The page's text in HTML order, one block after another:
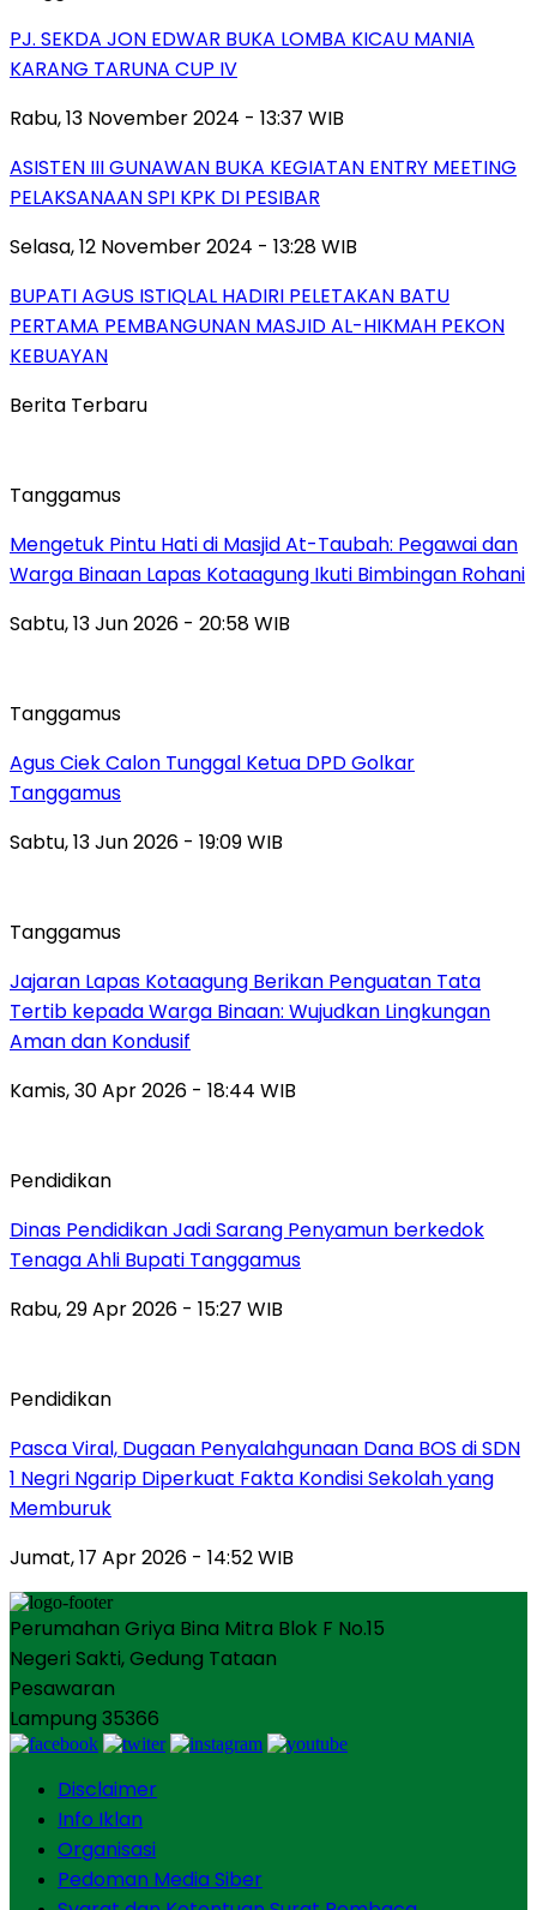
PJ. SEKDA JON EDWAR BUKA LOMBA KICAU MANIA
KARANG TARUNA CUP IV
Rabu, 13 November 2024 - 13:37 WIB
ASISTEN III GUNAWAN BUKA KEGIATAN ENTRY MEETING
PELAKSANAAN SPI KPK DI PESIBAR
Selasa, 12 November 2024 - 13:28 WIB
BUPATI AGUS ISTIQLAL HADIRI PELETAKAN BATU
PERTAMA PEMBANGUNAN MASJID AL-HIKMAH PEKON
KEBUAYAN
Berita Terbaru
Tanggamus
Mengetuk Pintu Hati di Masjid At-Taubah: Pegawai dan
Warga Binaan Lapas Kotaagung Ikuti Bimbingan Rohani
Sabtu, 13 Jun 2026 - 20:58 WIB
Tanggamus
Agus Ciek Calon Tunggal Ketua DPD Golkar
Tanggamus
Sabtu, 13 Jun 2026 - 19:09 WIB
Tanggamus
Jajaran Lapas Kotaagung Berikan Penguatan Tata
Tertib kepada Warga Binaan: Wujudkan Lingkungan
Aman dan Kondusif
Kamis, 30 Apr 2026 - 18:44 WIB
Pendidikan
Dinas Pendidikan Jadi Sarang Penyamun berkedok
Tenaga Ahli Bupati Tanggamus
Rabu, 29 Apr 2026 - 15:27 WIB
Pendidikan
Pasca Viral, Dugaan Penyalahgunaan Dana BOS di SDN
1 Negri Ngarip Diperkuat Fakta Kondisi Sekolah yang
Memburuk
Jumat, 17 Apr 2026 - 14:52 WIB
Perumahan Griya Bina Mitra Blok F No.15
Negeri Sakti, Gedung Tataan
Pesawaran
Lampung 35366
Disclaimer
Info Iklan
Organisasi
Pedoman Media Siber